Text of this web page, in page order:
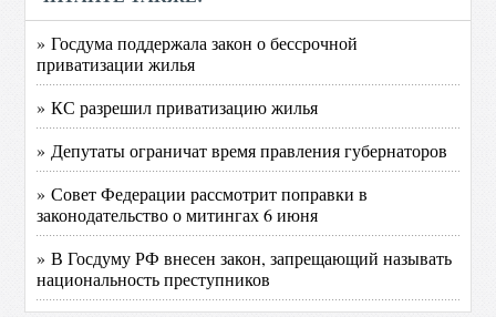
» Госдума поддержала закон о бессрочной
приватизации жилья
» КС разрешил приватизацию жилья
» Депутаты ограничат время правления губернаторов
» Совет Федерации рассмотрит поправки в
законодательство о митингах 6 июня
» В Госдуму РФ внесен закон, запрещающий называть
национальность преступников